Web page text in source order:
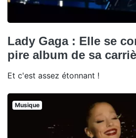
Lady Gaga : Elle se
pire album de sa
Et c'est assez étonnant !
Musique